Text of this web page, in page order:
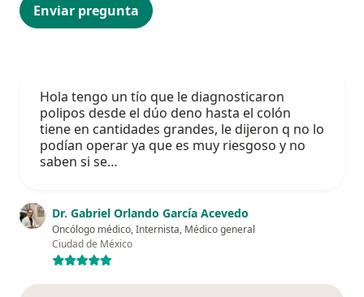
Enviar pregunta
Hola tengo un tío que le diagnosticaron
polipos desde el dúo deno hasta el colón
tiene en cantidades grandes, le dijeron q no lo
podían operar ya que es muy riesgoso y no
saben si se…
Dr. Gabriel Orlando García Acevedo
Oncólogo médico, Internista, Médico general
Ciudad de México